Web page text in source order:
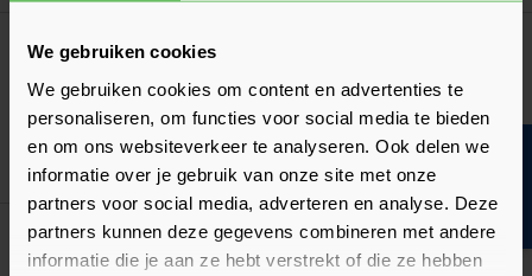
We gebruiken cookies
We gebruiken cookies om content en advertenties te
personaliseren, om functies voor social media te bieden
en om ons websiteverkeer te analyseren. Ook delen we
informatie over je gebruik van onze site met onze
partners voor social media, adverteren en analyse. Deze
partners kunnen deze gegevens combineren met andere
informatie die je aan ze hebt verstrekt of die ze hebben
Potdekselschroef 3,2x50 mm RVS Zwart -
Nu32,17per doos
Goed voorbereid aan de slag